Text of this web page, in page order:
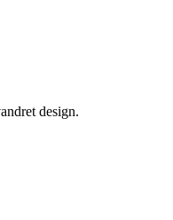
design.